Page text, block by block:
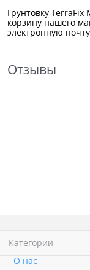
Грунтовку TerraFix
корзину нашего
электронную
Отзывы
Категории
О нас